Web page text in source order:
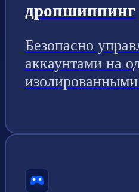
дропшиппинг
Безопасно
аккаунтами на